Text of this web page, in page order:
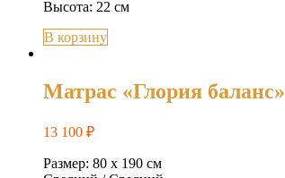
Высота: 22 см
В корзину
Матрас «Глория баланс»
13 100 ₽
Размер: 80 х 190 см